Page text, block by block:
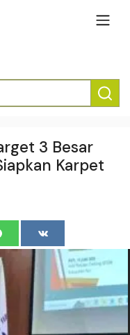
3 Besar
Karpet